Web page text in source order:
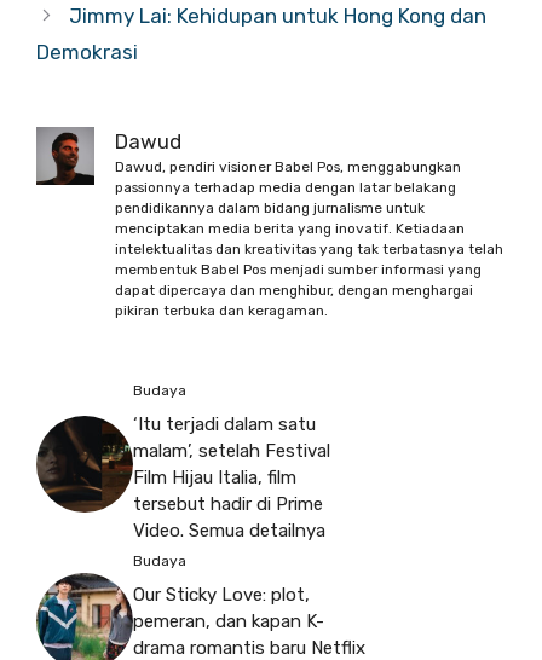
Jimmy Lai: Kehidupan untuk Hong Kong dan
Demokrasi
Dawud
Dawud, pendiri visioner Babel Pos, menggabungkan
passionnya terhadap media dengan latar belakang
pendidikannya dalam bidang jurnalisme untuk
menciptakan media berita yang inovatif. Ketiadaan
intelektualitas dan kreativitas yang tak terbatasnya telah
membentuk Babel Pos menjadi sumber informasi yang
dapat dipercaya dan menghibur, dengan menghargai
pikiran terbuka dan keragaman.
Budaya
‘Itu terjadi dalam satu
malam’, setelah Festival
Film Hijau Italia, film
tersebut hadir di Prime
Video. Semua detailnya
Budaya
Our Sticky Love: plot,
pemeran, dan kapan K-
drama romantis baru Netflix